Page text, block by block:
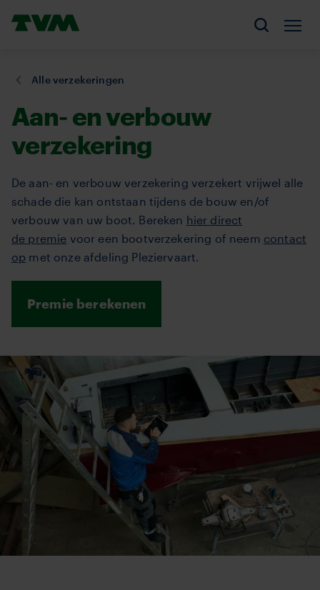
inhoud
Zoeken
U
hier:
Alle verzekeringen
Aan- en verbouw
verzekering
De aan- en verbouw verzekering verzekert vrijwel alle
schade die kan ontstaan tijdens de bouw en/of
verbouw van uw boot. Bereken hier direct
de premie voor een bootverzekering of neem contact
op met onze afdeling Pleziervaart.
Premie berekenen